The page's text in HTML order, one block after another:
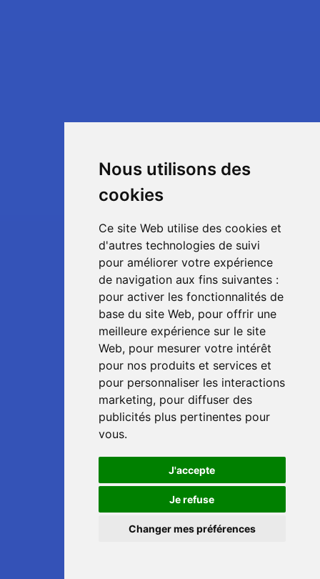
Nous utilisons des
cookies
Ce site Web utilise des cookies et
d'autres technologies de suivi
pour améliorer votre expérience
de navigation aux fins suivantes :
pour activer les fonctionnalités de
base du site Web, pour offrir une
meilleure expérience sur le site
Web, pour mesurer votre intérêt
pour nos produits et services et
pour personnaliser les interactions
marketing, pour diffuser des
publicités plus pertinentes pour
vous.
J'accepte
Je refuse
Changer mes préférences
📞